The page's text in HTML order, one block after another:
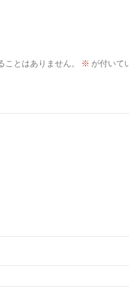
ことはありません。 ※ が付いて